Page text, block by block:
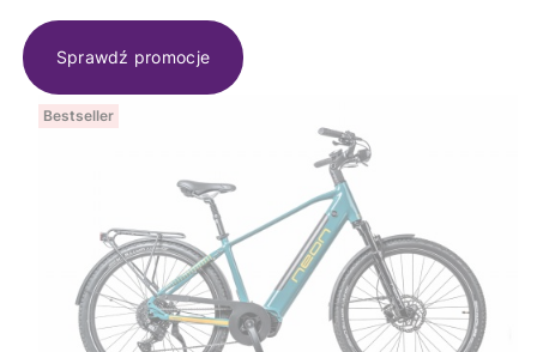
Sprawdź promocje
Bestseller